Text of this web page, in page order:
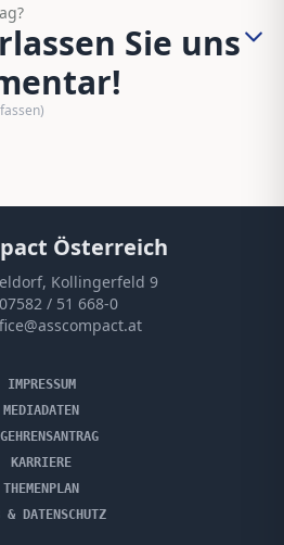
Sie uns
Österreich
Kollingerfeld 9
07582 / 51 668-0
IMPRESSUM
MEDIADATEN
KARRIERE
THEMENPLAN
& DATENSCHUTZ